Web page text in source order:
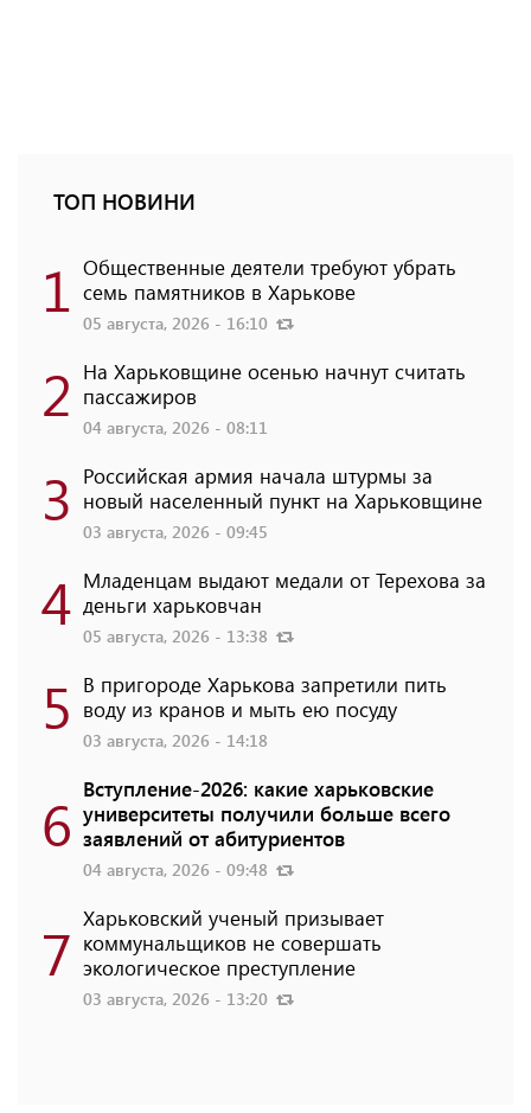
ТОП НОВИНИ
1 Общественные деятели требуют убрать
семь памятников в Харькове
05 августа, 2026 - 16:10
2 На Харьковщине осенью начнут считать
пассажиров
04 августа, 2026 - 08:11
3 Российская армия начала штурмы за
новый населенный пункт на Харьковщине
03 августа, 2026 - 09:45
4 Младенцам выдают медали от Терехова за
деньги харьковчан
05 августа, 2026 - 13:38
5 В пригороде Харькова запретили пить
воду из кранов и мыть ею посуду
03 августа, 2026 - 14:18
6 Вступление-2026: какие харьковские
университеты получили больше всего
заявлений от абитуриентов
04 августа, 2026 - 09:48
7 Харьковский ученый призывает
коммунальщиков не совершать
экологическое преступление
03 августа, 2026 - 13:20